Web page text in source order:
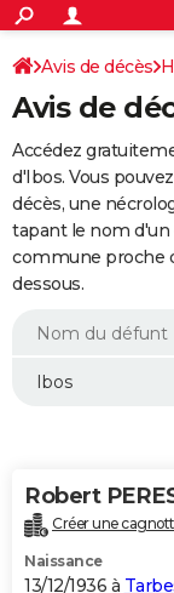
ACTUALITÉS
Politique
Société
Faits Divers
Education
Monde
Villes
+
SPORT
Coupe du monde
Football
Tennis
Cyclisme
Rugby
Forum
Programme TV
TNT
Streaming
Cinéma
Sorties cinéma
Musique
+
FINANCE
Retraite
Epargne
Immobilier
Risques naturels par
Assurance
AUTO
Essais
Réserver un essai
Citadines
Berlines
SUV
Forum auto
+
HIGH-TECH
BRICOLAGE
WEEK-END
Alimentation
Guide de la santé
Maladies
Médicaments
Sommeil
VOYAGE
Destinations
City break
Voyage nature
Voyage de noces
Forum
Climat
+PHOTO
Avis de décès
Avis de
Accédez
d'Ibos. Vous
décès, une
tapant le nom d'un
commune proche
dessous.
Robert
Créer une
Naissance
13/12/1936 à